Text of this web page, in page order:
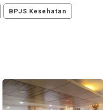
BPJS Kesehatan